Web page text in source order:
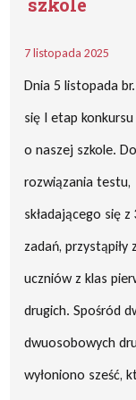
7 listopada 2025
Dnia 5 listopada
się I etap
o naszej szkole. Do
rozwiązania testu,
składającego się z
zadań, przystąpiły
uczniów z klas
drugich. Spośród
dwuosobowych
wyłoniono sześć,